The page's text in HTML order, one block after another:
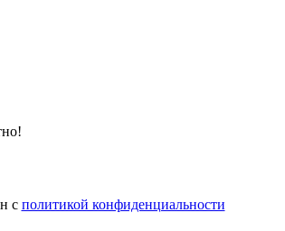
с политикой конфиденциальности